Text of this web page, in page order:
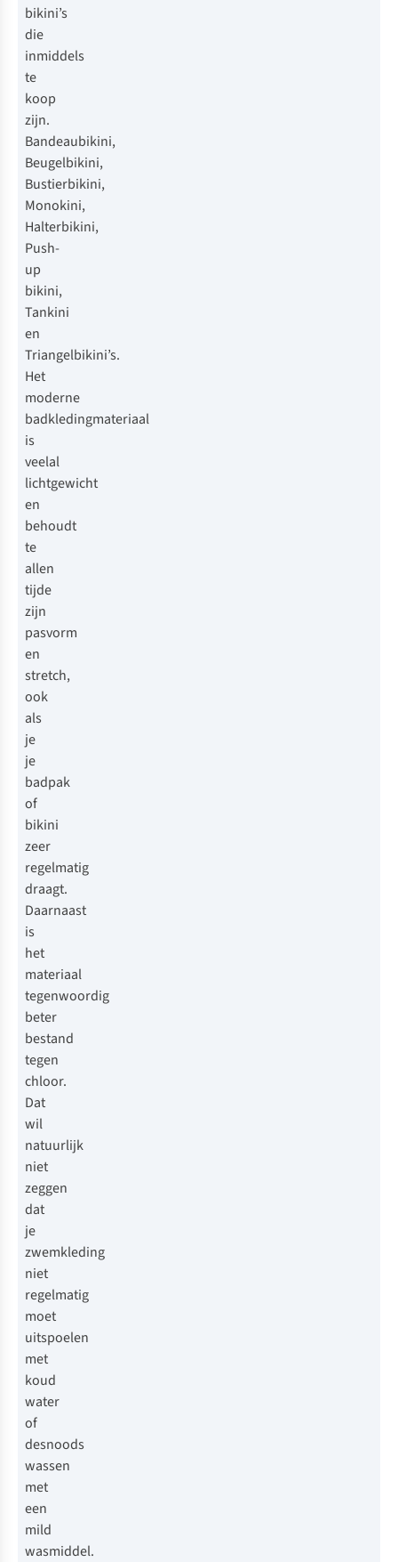
bikini’s
die
inmiddels
te
koop
zijn.
Bandeaubikini,
Beugelbikini,
Bustierbikini,
Monokini,
Halterbikini,
Push-
up
bikini,
Tankini
en
Triangelbikini’s.
Het
moderne
badkledingmateriaal
is
veelal
lichtgewicht
en
behoudt
te
allen
tijde
zijn
pasvorm
en
stretch,
ook
als
je
je
badpak
of
bikini
zeer
regelmatig
draagt.
Daarnaast
is
het
materiaal
tegenwoordig
beter
bestand
tegen
chloor.
Dat
wil
natuurlijk
niet
zeggen
dat
je
zwemkleding
niet
regelmatig
moet
uitspoelen
met
koud
water
of
desnoods
wassen
met
een
mild
wasmiddel.